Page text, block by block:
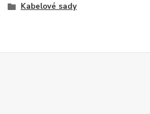
Kabelové sady